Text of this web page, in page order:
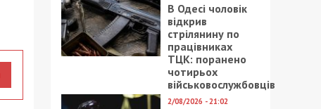
В Одесі чоловік
відкрив
стрілянину по
працівниках
ТЦК: поранено
чотирьох
військовослужбовців
2/08/2026 - 21:02